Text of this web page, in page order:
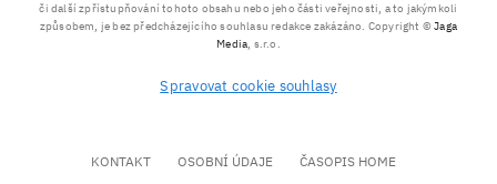
či další zpřístupňování tohoto obsahu nebo jeho části veřejnosti, a to jakýmkoli
způsobem, je bez předcházejícího souhlasu redakce zakázáno. Copyright ©Jaga
Media, s.r.o.
Spravovat cookie souhlasy
KONTAKT OSOBNÍ ÚDAJE ČASOPIS HOME